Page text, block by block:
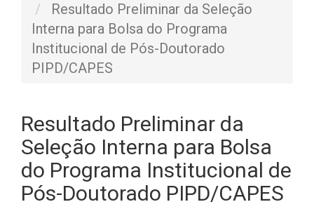
Resultado Preliminar da Seleção
Interna para Bolsa do Programa
Institucional de Pós-Doutorado
PIPD/CAPES
Resultado Preliminar da
Seleção Interna para Bolsa
do Programa Institucional de
Pós-Doutorado PIPD/CAPES